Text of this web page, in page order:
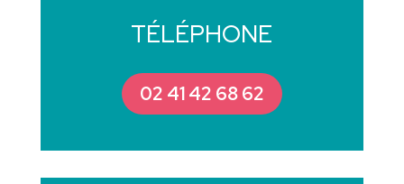
TÉLÉPHONE
02 41 42 68 62